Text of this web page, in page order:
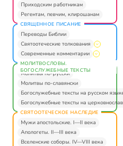
Приходским работникам
Регентам, певчим, клирошанам
СВЯЩЕННОЕ ПИСАНИЕ
Переводы Библии
Святоотеческие толкования
Современные комментарии
МОЛИТВОСЛОВЫ.
БОГОСЛУЖЕБНЫЕ ТЕКСТЫ
Молитвы по-русски
Молитвы по-славянски
Богослужебные тексты на русском
Богослужебные тексты на
СВЯТООТЕЧЕСКОЕ НАСЛЕДИЕ
Мужи апостольские. I—II века
Апологеты. II—III века
Вселенские соборы. IV—VIII века